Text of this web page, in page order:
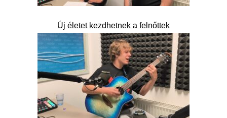
Új életet kezdhetnek a felnőttek